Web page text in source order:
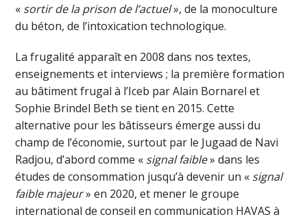
« sortir de la prison de l’actuel», de la monoculture
du béton, de l’intoxication technologique.
La frugalité apparaît en 2008 dans nos textes,
enseignements et interviews ; la première formation
au bâtiment frugal à l’Iceb par Alain Bornarel et
Sophie Brindel Beth se tient en 2015. Cette
alternative pour les bâtisseurs émerge aussi du
champ de l’économie, surtout par le Jugaad de Navi
Radjou, d’abord comme « signal faible» dans les
études de consommation jusqu’à devenir un « signal
faible majeur» en 2020, et mener le groupe
international de conseil en communication HAVAS à